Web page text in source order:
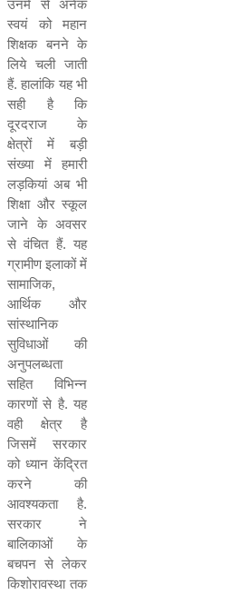
उनमें से अनेक
स्वयं को महान
शिक्षक बनने के
लिये चली जाती
हैं. हालांकि यह भी
सही है कि
दूरदराज के
क्षेत्रों में बड़ी
संख्या में हमारी
लड़कियां अब भी
शिक्षा और स्कूल
जाने के अवसर
से वंचित हैं. यह
ग्रामीण इलाकों में
सामाजिक,
आर्थिक और
सांस्थानिक
सुविधाओं की
अनुपलब्धता
सहित विभिन्न
कारणों से है. यह
वही क्षेत्र है
जिसमें सरकार
को ध्यान केंद्रित
करने की
आवश्यकता है.
सरकार ने
बालिकाओं के
बचपन से लेकर
किशोरावस्था तक